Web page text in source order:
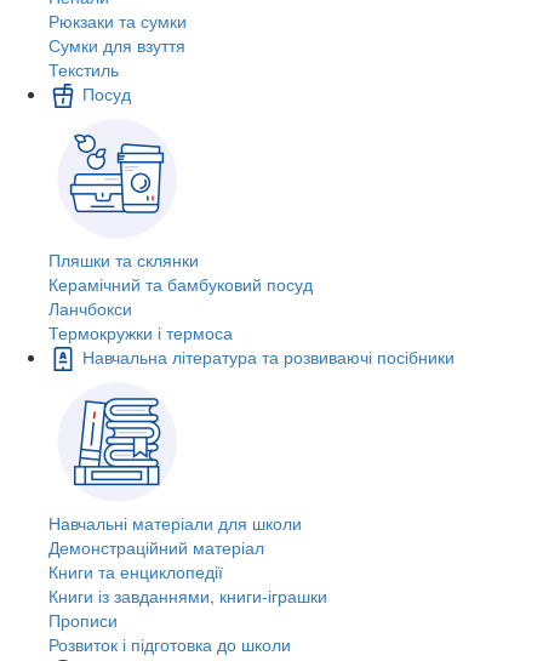
Рюкзаки та сумки
Сумки для взуття
Текстиль
Посуд
Пляшки та склянки
Керамічний та бамбуковий посуд
Ланчбокси
Термокружки і термоса
Навчальна література та розвиваючі посібники
Навчальні матеріали для школи
Демонстраційний матеріал
Книги та енциклопедії
Книги із завданнями, книги-іграшки
Прописи
Розвиток і підготовка до школи